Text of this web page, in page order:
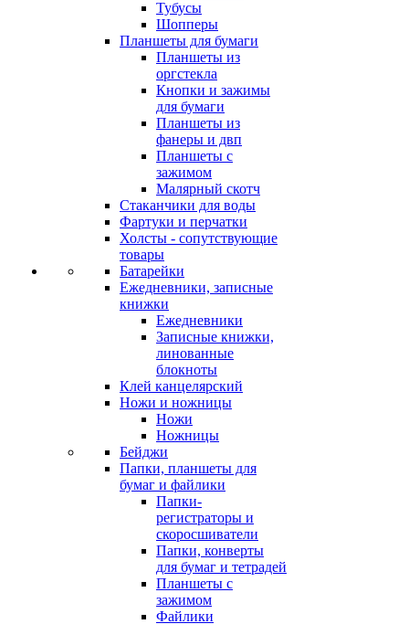
Тубусы
Шопперы
Планшеты для бумаги
Планшеты из
оргстекла
Кнопки и зажимы
для бумаги
Планшеты из
фанеры и двп
Планшеты с
зажимом
Малярный скотч
Стаканчики для воды
Фартуки и перчатки
Холсты - сопутствующие
товары
Батарейки
Ежедневники, записные
книжки
Ежедневники
Записные книжки,
линованные
блокноты
Клей канцелярский
Ножи и ножницы
Ножи
Ножницы
Бейджи
Папки, планшеты для
бумаг и файлики
Папки-
регистраторы и
скоросшиватели
Папки, конверты
для бумаг и тетрадей
Планшеты с
зажимом
Файлики